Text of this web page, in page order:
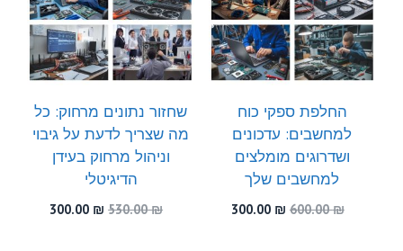
החלפת ספקי כוח
למחשבים: עדכונים
ושדרוגים מומלצים
למחשבים שלך
600.00₪
המחיר
300.00 ₪
שחזור נתונים מרחוק: כל
מה שצריך לדעת על גיבוי
וניהול מרחוק בעידן
הדיגיטלי
530.00₪
המחיר
300.00 ₪
המחיר